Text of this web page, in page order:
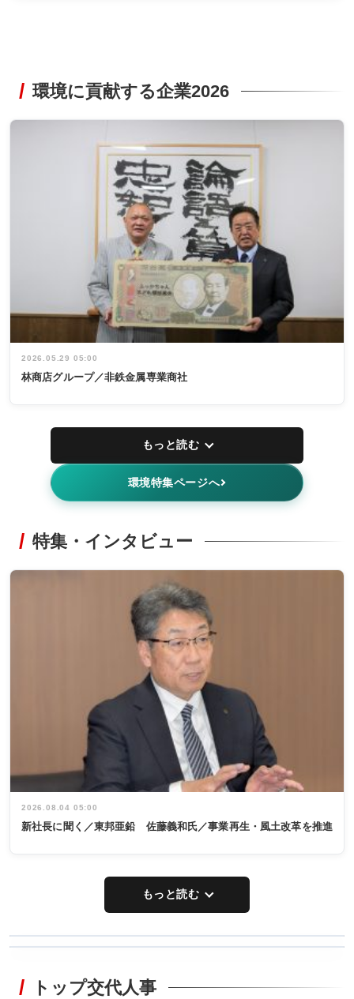
環境に貢献する企業2026
2026.05.29 05:00
林商店グループ／非鉄金属専業商社
もっと読む
環境特集ページへ
特集・インタビュー
2026.08.04 05:00
新社長に聞く／東邦亜鉛 佐藤義和氏／事業再生・風土改革を推進
もっと読む
非鉄業界で
タックトレー
トップ交代人事